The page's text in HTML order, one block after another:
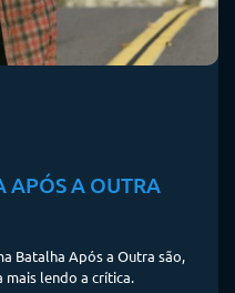
APÓS A OUTRA
Batalha Após a Outra são,
mais lendo a crítica.